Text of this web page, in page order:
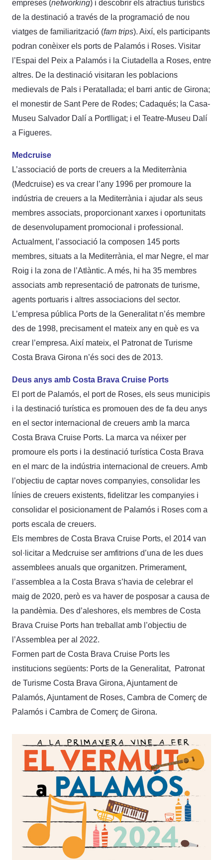
empreses (networking) i descobrir els atractius turístics
de la destinació a través de la programació de nou
viatges de familiarització (fam trips). Així, els participants
podran conèixer els ports de Palamós i Roses. Visitar
l’Espai del Peix a Palamós i la Ciutadella a Roses, entre
altres. De la destinació visitaran les poblacions
medievals de Pals i Peratallada; el barri antic de Girona;
el monestir de Sant Pere de Rodes; Cadaqués; la Casa-
Museu Salvador Dalí a Portlligat; i el Teatre-Museu Dalí
a Figueres.
Medcruise
L’associació de ports de creuers a la Mediterrània
(Medcruise) es va crear l’any 1996 per promoure la
indústria de creuers a la Mediterrània i ajudar als seus
membres associats, proporcionant xarxes i oportunitats
de desenvolupament promocional i professional.
Actualment, l’associació la composen 145 ports
membres, situats a la Mediterrània, el mar Negre, el mar
Roig i la zona de l’Atlàntic. A més, hi ha 35 membres
associats amb representació de patronats de turisme,
agents portuaris i altres associacions del sector.
L’empresa pública Ports de la Generalitat n’és membre
des de 1998, precisament el mateix any en què es va
crear l’empresa. Així mateix, el Patronat de Turisme
Costa Brava Girona n’és soci des de 2013.
Deus anys amb Costa Brava Cruise Ports
El port de Palamós, el port de Roses, els seus municipis
i la destinació turística es promouen des de fa deu anys
en el sector internacional de creuers amb la marca
Costa Brava Cruise Ports. La marca va néixer per
promoure els ports i la destinació turística Costa Brava
en el marc de la indústria internacional de creuers. Amb
l’objectiu de captar noves companyies, consolidar les
línies de creuers existents, fidelitzar les companyies i
consolidar el posicionament de Palamós i Roses com a
ports escala de creuers.
Els membres de Costa Brava Cruise Ports, el 2014 van
sol·licitar a Medcruise ser amfitrions d’una de les dues
assemblees anuals que organitzen. Primerament,
l’assemblea a la Costa Brava s’havia de celebrar el
maig de 2020, però es va haver de posposar a causa de
la pandèmia. Des d’aleshores, els membres de Costa
Brava Cruise Ports han treballat amb l’objectiu de
l’Assemblea per al 2022.
Formen part de Costa Brava Cruise Ports les
institucions següents: Ports de la Generalitat, Patronat
de Turisme Costa Brava Girona, Ajuntament de
Palamós, Ajuntament de Roses, Cambra de Comerç de
Palamós i Cambra de Comerç de Girona.